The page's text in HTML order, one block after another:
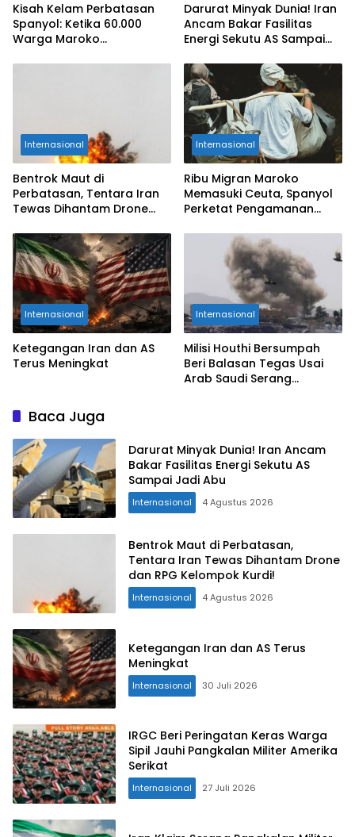
Kisah Kelam Perbatasan
Spanyol: Ketika 60.000
Warga Maroko
Ceuta
Darurat Minyak Dunia! Iran
Ancam Bakar Fasilitas
Energi Sekutu AS Sampai
Internasional
Bentrok Maut di
Perbatasan, Tentara Iran
Tewas Dihantam Drone
Internasional
Ribu Migran Maroko
Memasuki Ceuta, Spanyol
Perketat Pengamanan
Internasional
Ketegangan Iran dan AS
Terus Meningkat
Internasional
Milisi Houthi Bersumpah
Beri Balasan Tegas Usai
Arab Saudi Serang
Baca Juga
Darurat Minyak Dunia! Iran Ancam
Bakar Fasilitas Energi Sekutu AS
Sampai Jadi Abu
Internasional 4 Agustus 2026
Bentrok Maut di Perbatasan,
Tentara Iran Tewas Dihantam Drone
dan RPG Kelompok Kurdi!
Internasional 4 Agustus 2026
Ketegangan Iran dan AS Terus
Meningkat
Internasional 30 Juli 2026
IRGC Beri Peringatan Keras Warga
Sipil Jauhi Pangkalan Militer Amerika
Serikat
Internasional 27 Juli 2026